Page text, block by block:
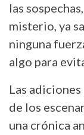
las
misterio, ya
ninguna
algo para
Las
de los
una crónica